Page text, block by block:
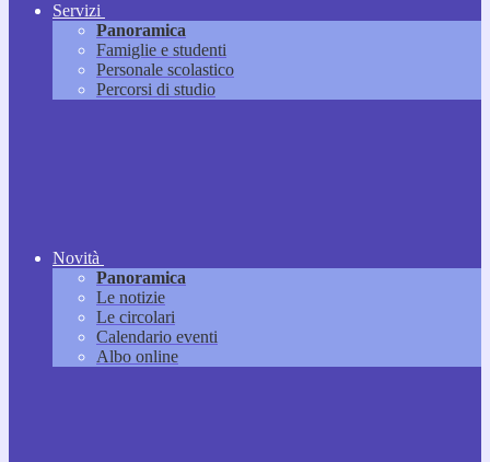
Servizi
Panoramica
Famiglie e studenti
Personale scolastico
Percorsi di studio
Novità
Panoramica
Le notizie
Le circolari
Calendario eventi
Albo online